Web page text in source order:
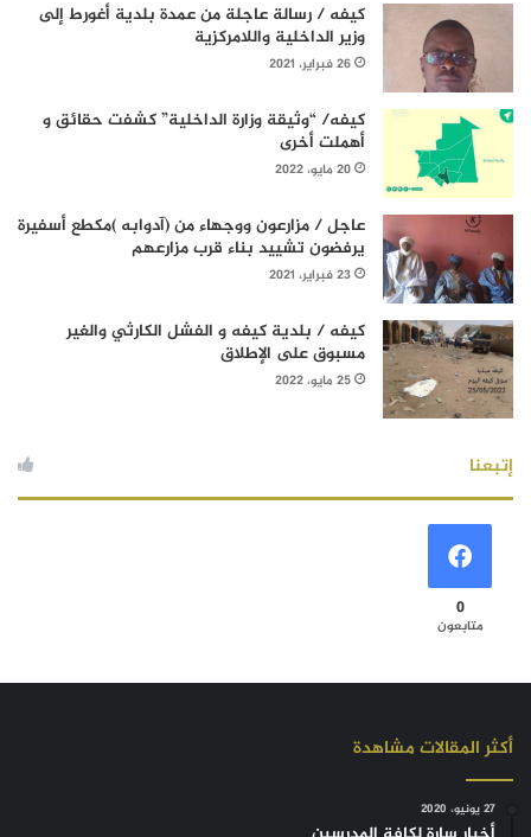
كيفه / رسالة عاجلة من عمدة بلدية أغورط إلى
وزير الداخلية واللامركزية
26 فبراير، 2021
كيفه/ “وثيقة وزارة الداخلية” كشفت حقائق و
أهملت أخرى
20 مايو، 2022
عاجل / مزارعون ووجهاء من (آدوابه )مكطع أسفيرة
يرفضون تشييد بناء قرب مزارعهم
23 فبراير، 2021
كيفه / بلدية كيفه و الفشل الكارثي والغير
مسبوق على الإطلاق
25 مايو، 2022
إتبعنا
0
متابعون
أكثر المقالات مشاهدة
27 يونيو، 2020